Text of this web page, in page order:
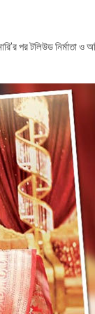
পর টলিউড নির্মাতা ও